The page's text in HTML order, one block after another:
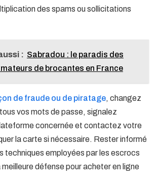
des spams ou sollicitations
: Sabradou : le paradis des
de brocantes en France
de fraude ou de piratage, changez
vos mots de passe, signalez
concernée et contactez votre
la carte si nécessaire. Rester informé
techniques employées par les escrocs
défense pour acheter en ligne